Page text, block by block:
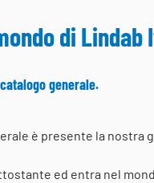
di Lindab
generale.
è presente la nostra
ed entra nel